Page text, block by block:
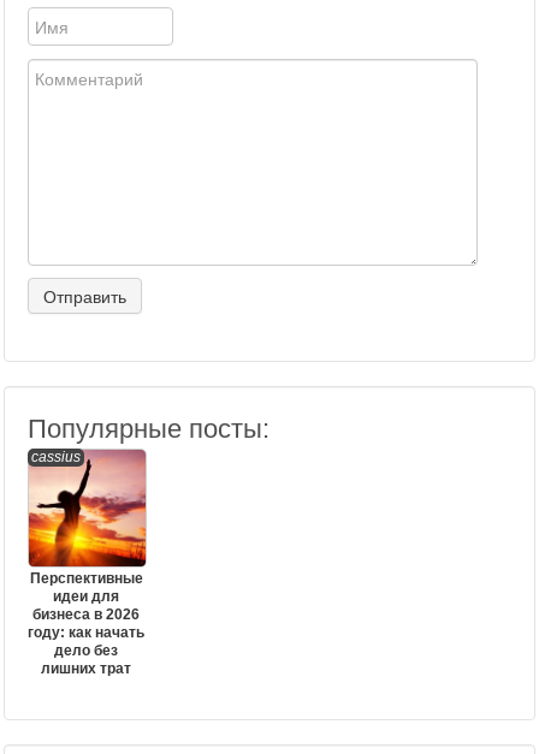
Популярные посты:
cassius
Перспективные
идеи для
бизнеса в 2026
году: как начать
дело без
лишних трат